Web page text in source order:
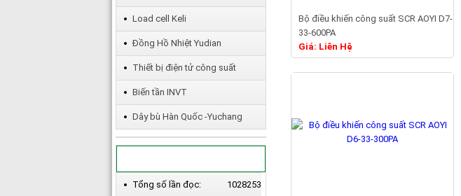
Bộ điều khiến công suất SCR AOYI D7-
33-600PA
Giá: Liên Hệ
Load cell Keli
Đồng Hồ Nhiệt Yudian
Thiết bị điện tử công suất
Biến tần INVT
Dây bù Hàn Quốc -Yuchang
1028253
Tổng số lần đọc: